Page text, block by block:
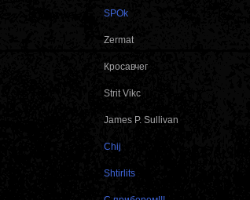
SPOk
Zermat
Кросавчег
Strit Vikc
James P. Sullivan
Chij
Shtirlits